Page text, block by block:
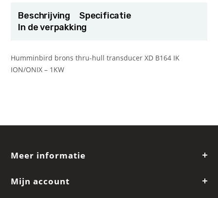
Beschrijving
Specificatie
In de verpakking
Humminbird brons thru-hull transducer XD B164 IK
ION/ONIX – 1KW
Meer informatie
Mijn account